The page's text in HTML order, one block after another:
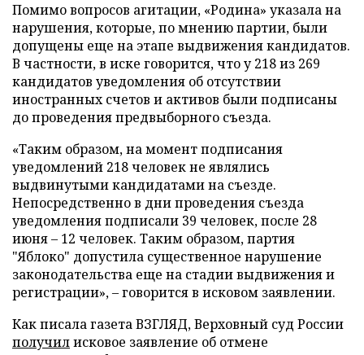
Помимо вопросов агитации, «Родина» указала на
нарушения, которые, по мнению партии, были
допущены еще на этапе выдвижения кандидатов.
В частности, в иске говорится, что у 218 из 269
кандидатов уведомления об отсутствии
иностранных счетов и активов были подписаны
до проведения предвыборного съезда.
«Таким образом, на момент подписания
уведомлений 218 человек не являлись
выдвинутыми кандидатами на съезде.
Непосредственно в дни проведения съезда
уведомления подписали 39 человек, после 28
июня – 12 человек. Таким образом, партия
"Яблоко" допустила существенное нарушение
законодательства еще на стадии выдвижения и
регистрации», – говорится в исковом заявлении.
Как писала газета ВЗГЛЯД, Верховный суд России
получилисковое заявление об отмене